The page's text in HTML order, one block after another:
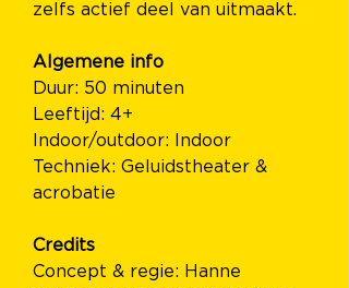
zelfs actief deel van uitmaakt.
Algemene info
Duur: 50 minuten
Leeftijd: 4+
Indoor/outdoor: Indoor
Techniek: Geluidstheater &
acrobatie
Credits
Concept & regie: Hanne